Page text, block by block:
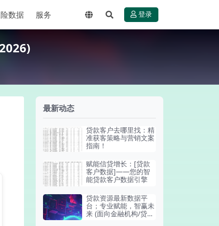
数据 服务 登录
最新动态
贷款客户去哪里找：精
准获客策略与营销文案
指南！
赋能信贷增长：[贷款
客户数据]——您的智
能贷款客户数据引擎
贷款资源最新数据平
台；专业赋能，智赢未
来 (面向金融机构/贷款